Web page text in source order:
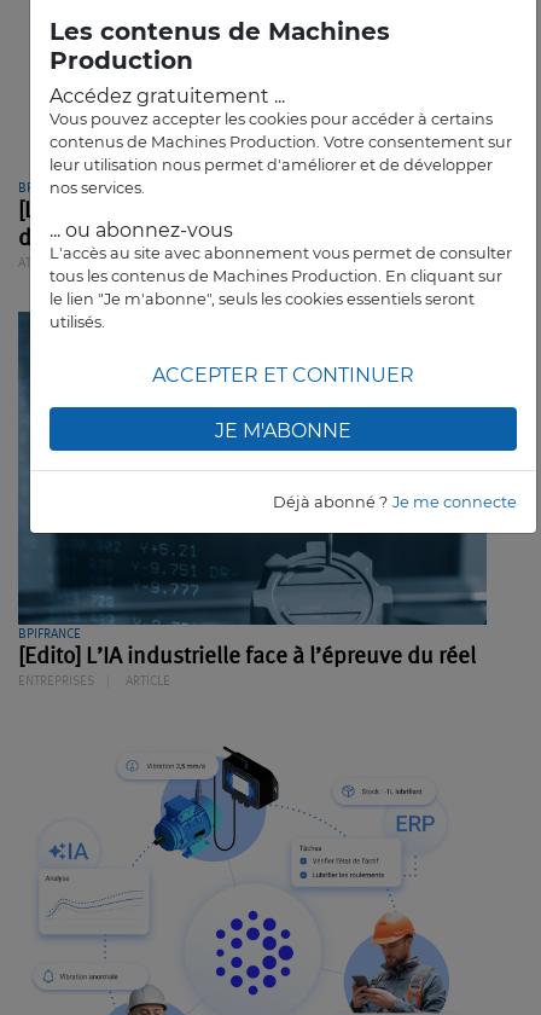
Les contenus de Machines
Production
Accédez gratuitement ...
Vous pouvez accepter les cookies pour accéder à certains
contenus de Machines Production. Votre consentement sur
leur utilisation nous permet d'améliorer et de développer
nos services.
... ou abonnez-vous
L'accès au site avec abonnement vous permet de consulter
tous les contenus de Machines Production. En cliquant sur
le lien "Je m'abonne", seuls les cookies essentiels seront
utilisés.
ACCEPTER ET CONTINUER
JE M'ABONNE
Déjà abonné ? Je me connecte
BPIFRANCE
[Livre] Un guide pour bien structurer sa
démarche IA
ATELIER ARTICLE
BPIFRANCE
[Edito] L’IA industrielle face à l’épreuve du réel
ENTREPRISES ARTICLE